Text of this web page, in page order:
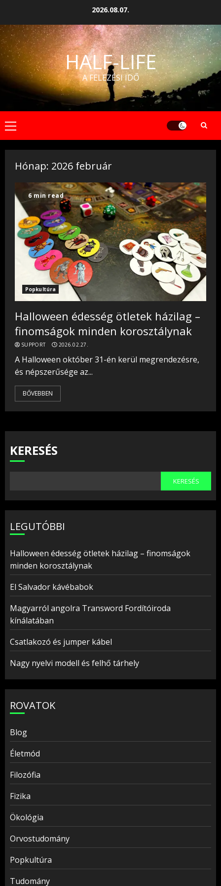
content
2026.08.07.
HALF-LIFE
A FELEZÉSI IDŐ
Primary
Menu
Hónap: 2026 február
6 min read
Popkultúra
Halloween édesség ötletek házilag –
finomságok minden korosztálynak
SUPPORT 2026.02.27.
A Halloween október 31-én kerül megrendezésre,
és népszerűsége az...
BŐVEBBEN
KERESÉS
KERESÉS
LEGUTÓBBI
Halloween édesség ötletek házilag – finomságok
minden korosztálynak
El Salvador kávébabok
Magyarról angolra Transword Fordítóiroda
kínálatában
Csatlakozó és jumper kábel
Nagy nyelvi modell és felhő tárhely
ROVATOK
Blog
Életmód
Filozófia
Fizika
Ökológia
Orvostudomány
Popkultúra
Tudomány